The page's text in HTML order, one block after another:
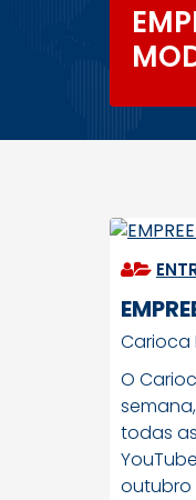
Carioca
O
todas
outubro